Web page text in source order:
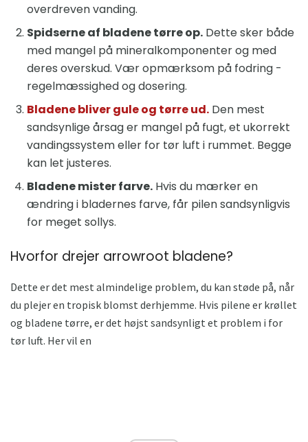
overdreven vanding.
Spidserne af bladene tørre op. Dette sker både
med mangel på mineralkomponenter og med
deres overskud. Vær opmærksom på fodring -
regelmæssighed og dosering.
Bladene bliver gule og tørre ud. Den mest
sandsynlige årsag er mangel på fugt, et ukorrekt
vandingssystem eller for tør luft i rummet. Begge
kan let justeres.
Bladene mister farve. Hvis du mærker en
ændring i bladernes farve, får pilen sandsynligvis
for meget sollys.
Hvorfor drejer arrowroot bladene?
Dette er det mest almindelige problem, du kan støde på, når
du plejer en tropisk blomst derhjemme. Hvis pilene er krøllet
og bladene tørre, er det højst sandsynligt et problem i for
tør luft. Her vil en